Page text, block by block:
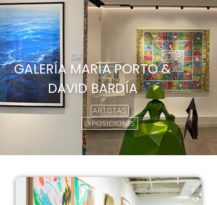
GALERÍA MARÍA PORTO &
DAVID BARDÍA
ARTISTAS
EXPOSICIONES